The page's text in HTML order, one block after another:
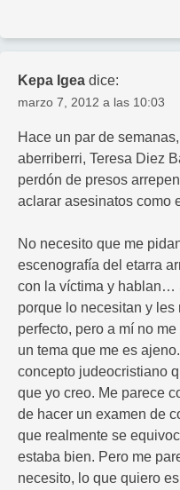
Kepa Igea dice:
marzo 7, 2012 a las 10:03
Hace un par de
aberriberri, Teresa Diez
perdón de presos
aclarar asesinatos como
No necesito que me
escenografía del etarra
con la víctima y hablan…
porque lo necesitan y
perfecto, pero a mí no
un tema que me es
concepto judeocristiano
que yo creo. Me parece
de hacer un examen de
que realmente se
estaba bien. Pero me
necesito, lo que quiero